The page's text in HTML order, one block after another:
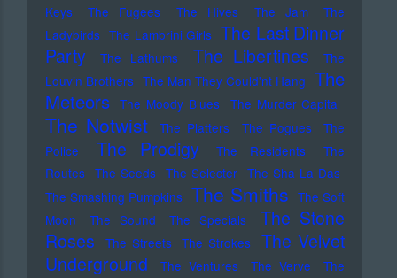
Keys
The Fugees The Hives The Jam
The
Ladybirds The Lambrini Girls The Last Dinner
Party
The Lathums The Libertines
The
Louvin Brothers The Man They Could'nt Hang The
Meteors The Moody Blues The Murder Capital
The Notwist The Platters The Pogues
The
Police
The Prodigy The Residents
The
Routes The Seeds The Selecter The Sha La Das
The Smashing Pumpkins The Smiths The Soft
Moon
The Sound The Specials
The Stone
Roses
The Streets The Strokes
The Velvet
Underground
The Ventures The Verve
The